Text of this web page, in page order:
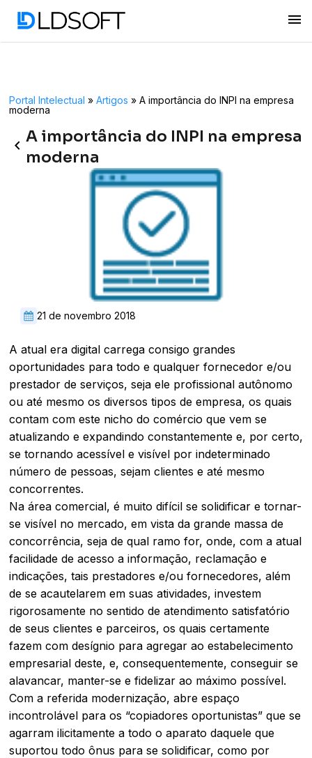
menu
Portal Intelectual » Artigos » A importância do INPI na empresa
moderna
keyboard_arrow_left A importância do INPI na empresa
moderna
21 de novembro 2018
A atual era digital carrega consigo grandes
oportunidades para todo e qualquer fornecedor e/ou
prestador de serviços, seja ele profissional autônomo
ou até mesmo os diversos tipos de empresa, os quais
contam com este nicho do comércio que vem se
atualizando e expandindo constantemente e, por certo,
se tornando acessível e visível por indeterminado
número de pessoas, sejam clientes e até mesmo
concorrentes.
Na área comercial, é muito difícil se solidificar e tornar-
se visível no mercado, em vista da grande massa de
concorrência, seja de qual ramo for, onde, com a atual
facilidade de acesso a informação, reclamação e
indicações, tais prestadores e/ou fornecedores, além
de se acautelarem em suas atividades, investem
rigorosamente no sentido de atendimento satisfatório
de seus clientes e parceiros, os quais certamente
fazem com desígnio para agregar ao estabelecimento
empresarial deste, e, consequentemente, conseguir se
alavancar, manter-se e fidelizar ao máximo possível.
Com a referida modernização, abre espaço
incontrolável para os “copiadores oportunistas” que se
agarram ilicitamente a todo o aparato daquele que
suportou todo ônus para se solidificar, como por